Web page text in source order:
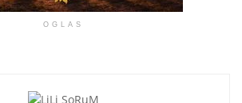
OGLAS